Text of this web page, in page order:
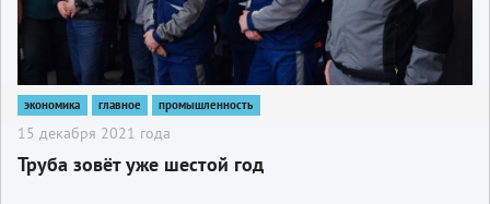
экономика главное промышленность
15 декабря 2021 года
Труба зовёт уже шестой год